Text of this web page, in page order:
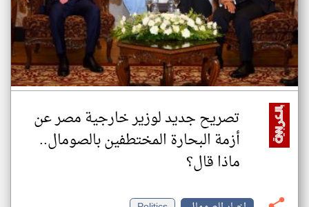
تصريح جديد لوزير خارجية مصر عن
أزمة البحارة المختطفين بالصومال..
ماذا قال؟